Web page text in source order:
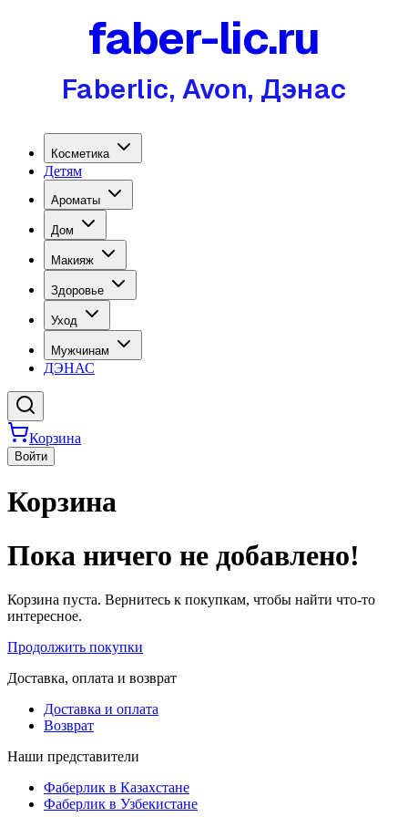
faber-lic.ru
Faberlic, Avon, Дэнас
Косметика
Детям
Ароматы
Дом
Макияж
Здоровье
Уход
Мужчинам
ДЭНАС
Корзина
Войти
Корзина
Пока ничего не добавлено!
Корзина пуста. Вернитесь к покупкам, чтобы найти что-то
интересное.
Продолжить покупки
Доставка, оплата и возврат
Доставка и оплата
Возврат
Наши представители
Фаберлик в Казахстане
Фаберлик в Узбекистане